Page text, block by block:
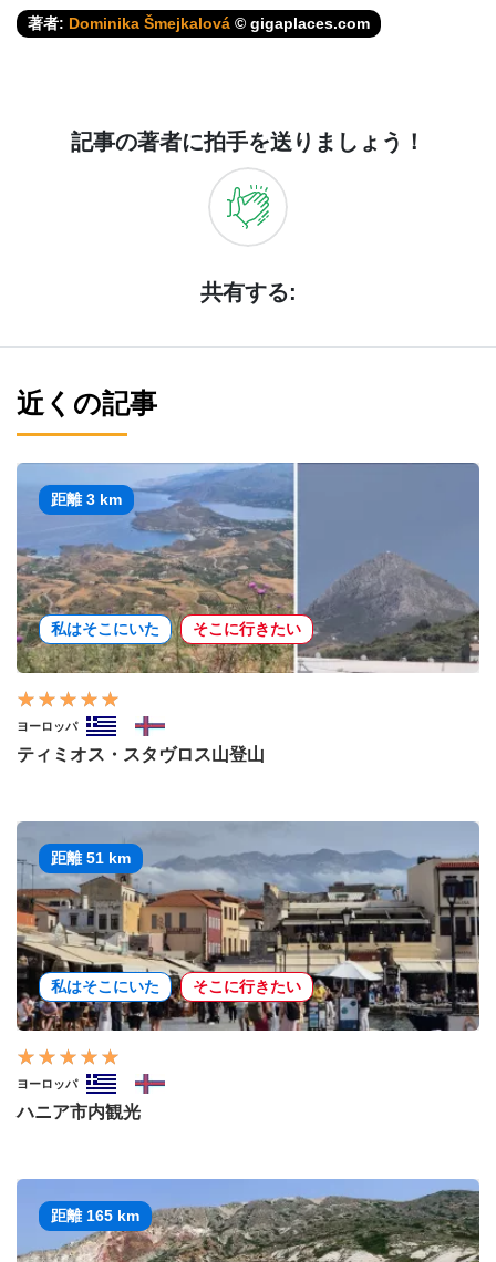
著者: Dominika Šmejkalová © gigaplaces.com
記事の著者に拍手を送りましょう！
共有する:
近くの記事
距離 3 km
私はそこにいた そこに行きたい
ヨーロッパ
ティミオス・スタヴロス山登山
距離 51 km
私はそこにいた そこに行きたい
ヨーロッパ
ハニア市内観光
距離 165 km